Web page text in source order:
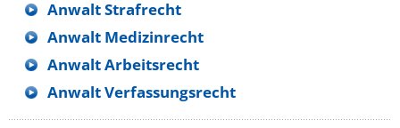
Anwalt Strafrecht
Anwalt Medizinrecht
Anwalt Arbeitsrecht
Anwalt Verfassungsrecht